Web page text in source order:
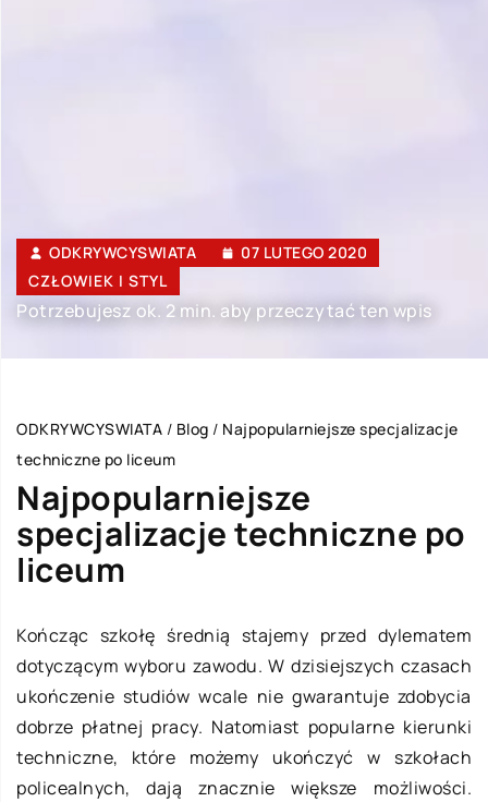
ODKRYWCYSWIATA
07 LUTEGO 2020
CZŁOWIEK I STYL
Potrzebujesz ok. 2 min. aby przeczytać ten wpis
ODKRYWCYSWIATA / Blog / Najpopularniejsze specjalizacje
techniczne po liceum
Najpopularniejsze
specjalizacje techniczne po
liceum
Kończąc szkołę średnią stajemy przed dylematem
dotyczącym wyboru zawodu. W dzisiejszych czasach
ukończenie studiów wcale nie gwarantuje zdobycia
dobrze płatnej pracy. Natomiast popularne kierunki
techniczne, które możemy ukończyć w szkołach
policealnych, dają znacznie większe możliwości.